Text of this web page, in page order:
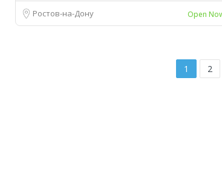
Ростов-на-Дону Open
1 2